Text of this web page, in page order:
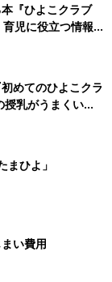
『ひよこクラブ
児に役立つ情報が
めてのひよこクラ
授乳がうまくい
トラブル 解決テ
まひよ」
い費用